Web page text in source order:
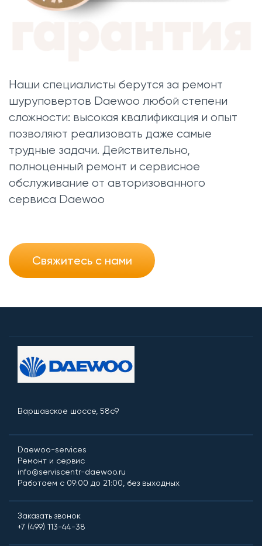
Наши специалисты берутся за ремонт
шуруповертов Daewoo любой степени
сложности: высокая квалификация и опыт
позволяют реализовать даже самые
трудные задачи. Действительно,
полноценный ремонт и сервисное
обслуживание от авторизованного
сервиса Daewoo
Свяжитесь с нами
Варшавское шоссе, 58с9
Daewoo-services
Ремонт и сервис
info@serviscentr-daewoo.ru
Работаем с 09:00 до 21:00, без выходных
Заказать звонок
+7 (499) 113-44-38